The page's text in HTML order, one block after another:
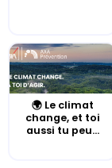
🌍 Le climat
change, et toi
aussi tu peu...